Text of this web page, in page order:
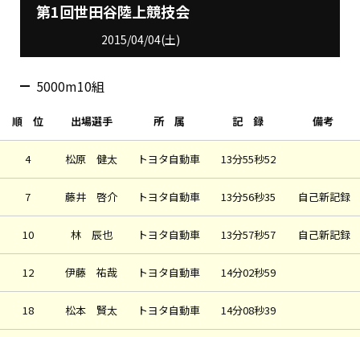
第1回世田谷陸上競技会
2015/04/04(土)
5000m10組
順 位 出場選手 所 属 記 録 備考
4 松原 健太 トヨタ自動車 13分55秒52
7 藤井 啓介 トヨタ自動車 13分56秒35 自己新記録
10 林 辰也 トヨタ自動車 13分57秒57 自己新記録
12 伊藤 祐哉 トヨタ自動車 14分02秒59
18 松本 賢太 トヨタ自動車 14分08秒39